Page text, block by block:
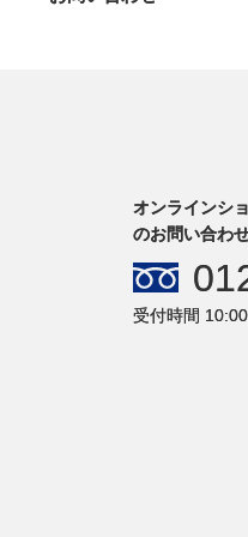
オンラインシ
のお問い合わ
受付時間